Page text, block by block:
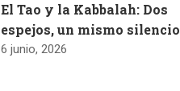
El Tao y la Kabbalah: Dos
espejos, un mismo silencio
6 junio, 2026